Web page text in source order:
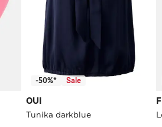
-50%* Sale
OUI
Tunika darkblue